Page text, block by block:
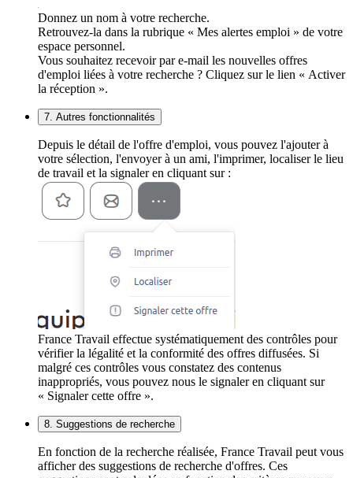
Donnez un nom à votre recherche.
Retrouvez-la dans la rubrique « Mes alertes emploi » de votre
espace personnel.
Vous souhaitez recevoir par e-mail les nouvelles offres
d'emploi liées à votre recherche ? Cliquez sur le lien « Activer
la réception ».
7. Autres fonctionnalités
Depuis le détail de l'offre d'emploi, vous pouvez l'ajouter à
votre sélection, l'envoyer à un ami, l'imprimer, localiser le lieu
de travail et la signaler en cliquant sur :
France Travail effectue systématiquement des contrôles pour
vérifier la légalité et la conformité des offres diffusées. Si
malgré ces contrôles vous constatez des contenus
inappropriés, vous pouvez nous le signaler en cliquant sur
« Signaler cette offre ».
8. Suggestions de recherche
En fonction de la recherche réalisée, France Travail peut vous
afficher des suggestions de recherche d'offres. Ces